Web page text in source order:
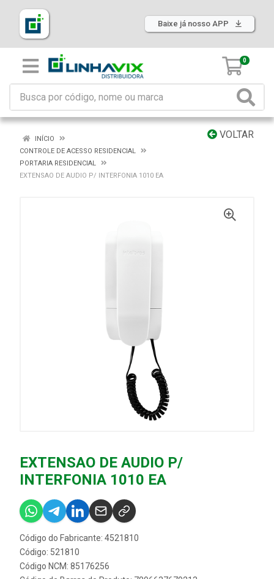
Baixe já nosso APP
0
VOLTAR
INÍCIO
CONTROLE DE ACESSO RESIDENCIAL
PORTARIA RESIDENCIAL
EXTENSAO DE AUDIO P/ INTERFONIA 1010 EA
EXTENSAO DE AUDIO P/
INTERFONIA 1010 EA
Código do Fabricante: 4521810
Código: 521810
Código NCM: 85176256